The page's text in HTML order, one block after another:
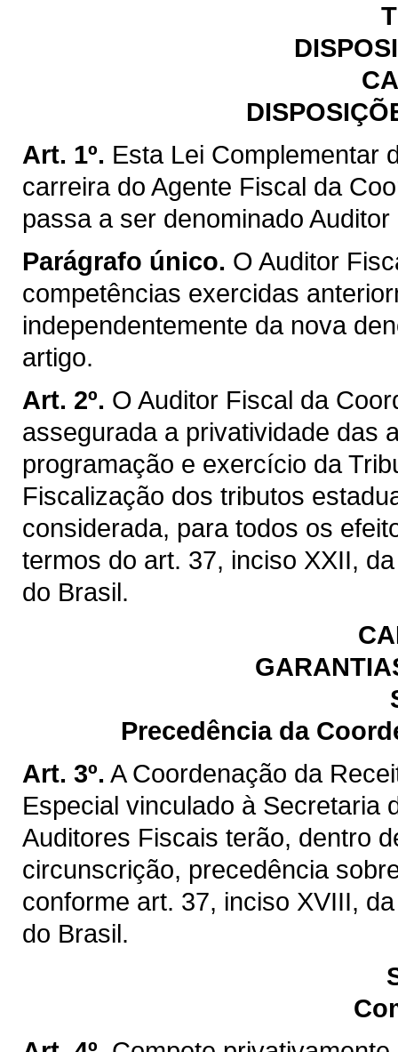
Art. 1º. Esta Lei Complementar
carreira do Agente Fiscal da
passa a ser denominado Auditor
Parágrafo único. O Auditor
competências exercidas
independentemente da nova
artigo.
Art. 2º. O Auditor Fiscal da
assegurada a privatividade das
programação e exercício da
Fiscalização dos tributos
considerada, para todos os
termos do art. 37, inciso XXII,
do Brasil.
Precedência da
Art. 3º. A Coordenação da
Especial vinculado à Secretaria
Auditores Fiscais terão, dentro
circunscrição, precedência
conforme art. 37, inciso XVIII,
do Brasil.